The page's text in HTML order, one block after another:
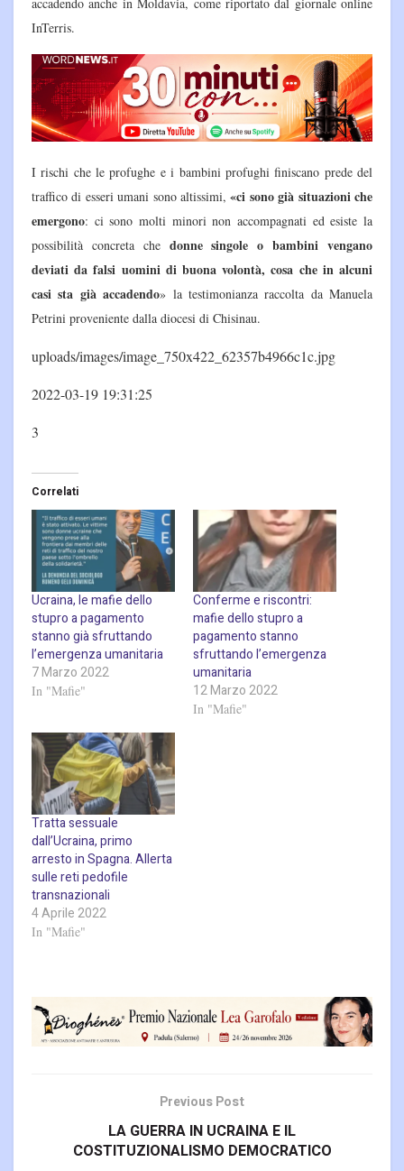
InTerris.
I rischi che le profughe e i bambini profughi finiscano prede del
traffico di esseri umani sono altissimi,«ci sono già situazioni che
emergono: ci sono molti minori non accompagnati ed esiste la
possibilità concreta che donne singole o bambini vengano
deviati da falsi uomini di buona volontà, cosa che in alcuni
casi sta già accadendo» la testimonianza raccolta da Manuela
Petrini proveniente dalla diocesi di Chisinau.
uploads/images/image_750x422_62357b4966c1c.jpg
2022-03-19 19:31:25
3
Correlati
Ucraina, le mafie dello
stupro a pagamento
stanno già sfruttando
l’emergenza umanitaria
7 Marzo 2022
In "Mafie"
Conferme e riscontri:
mafie dello stupro a
pagamento stanno
sfruttando l’emergenza
umanitaria
12 Marzo 2022
In "Mafie"
Tratta sessuale
dall’Ucraina, primo
arresto in Spagna. Allerta
sulle reti pedofile
transnazionali
4 Aprile 2022
In "Mafie"
Previous Post
LA GUERRA IN UCRAINA E IL
COSTITUZIONALISMO DEMOCRATICO